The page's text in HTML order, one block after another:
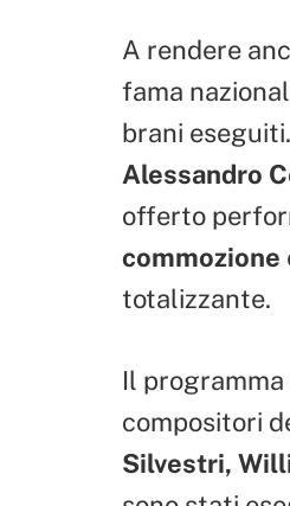
A rendere
fama
brani eseguiti.
Alessandro
offerto
commozione
totalizzante.
Il
compositori
Silvestri,